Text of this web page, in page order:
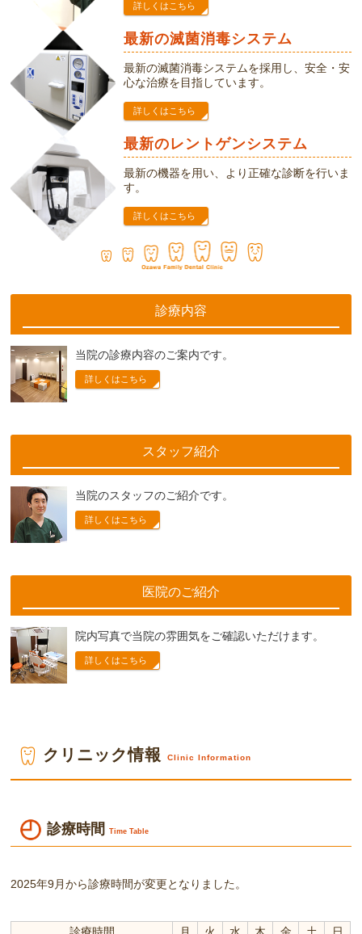
詳しくはこちら
最新の滅菌消毒システム
最新の滅菌消毒システムを採用し、安全・安
心な治療を目指しています。
詳しくはこちら
最新のレントゲンシステム
最新の機器を用い、より正確な診断を行いま
す。
詳しくはこちら
診療内容
当院の診療内容のご案内です。
詳しくはこちら
スタッフ紹介
当院のスタッフのご紹介です。
詳しくはこちら
医院のご紹介
院内写真で当院の雰囲気をご確認いただけます。
詳しくはこちら
クリニック情報Clinic Information
診療時間Time Table
2025年9月から診療時間が変更となりました。